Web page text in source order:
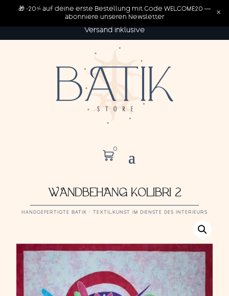
Versand inklusive
0
WANDBEHANG KOLIBRI 2
HANDGEFERTIGTE BATIK · TEXTILKUNST IM DIENSTE DES INTERIEURS
🎁 -20% auf deine erste Bestellung mit Code WELCOME20 —
abonniere unseren Newsletter
×